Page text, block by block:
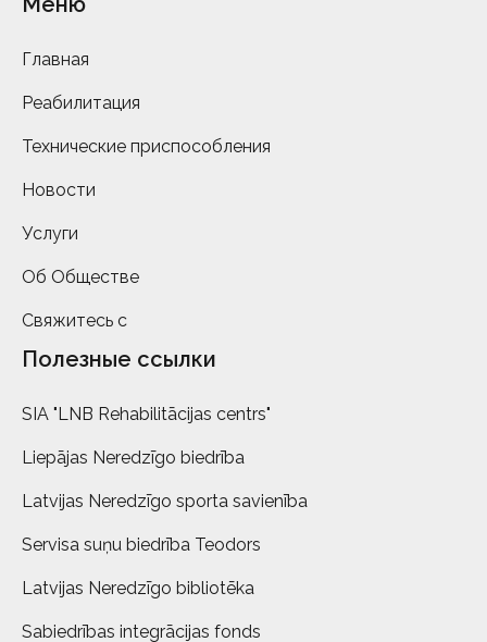
Главная
Реабилитация
Технические приспособления
Новости
Услуги
Об Обществе
Свяжитесь с
Полезные ссылки
SIA "LNB Rehabilitācijas centrs"
Liepājas Neredzīgo biedrība
Latvijas Neredzīgo sporta savienība
Servisa suņu biedrība Teodors
Latvijas Neredzīgo bibliotēka
Sabiedrības integrācijas fonds